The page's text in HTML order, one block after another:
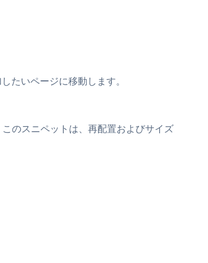
いページに移動します。
のスニペットは、再配置およびサイズ